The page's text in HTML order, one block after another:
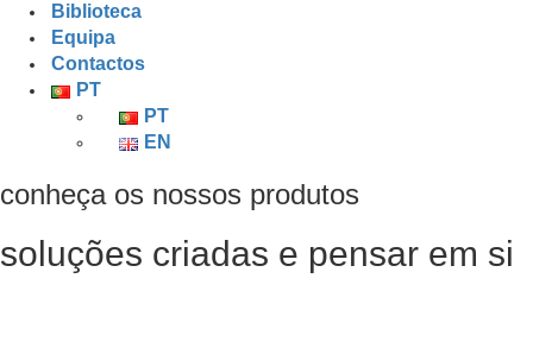
Biblioteca
Equipa
Contactos
PT
PT
EN
conheça os nossos produtos
soluções criadas e pensar em si